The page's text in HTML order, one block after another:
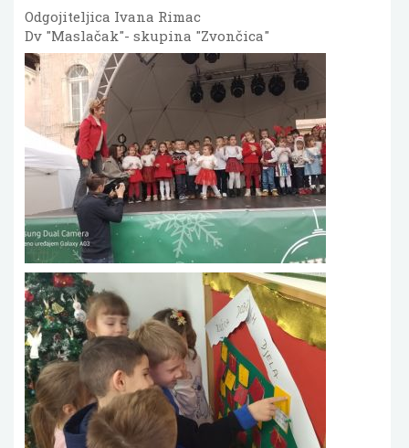
Odgojiteljica Ivana Rimac
Dv "Maslačak"- skupina "Zvončica"